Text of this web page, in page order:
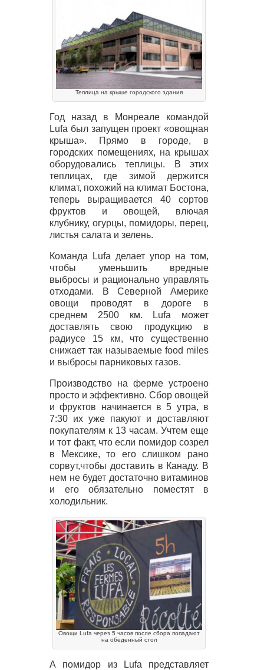
Теплица на крыше городского здания
Год назад в Монреале командой
Lufa был запущен проект «овощная
крыша». Прямо в городе, в
городских помещениях, на крышах
оборудовались теплицы. В этих
теплицах, где зимой держится
климат, похожий на климат Бостона,
теперь выращивается 40 сортов
фруктов и овощей, влючая
клубнику, огурцы, помидоры, перец,
листья салата и зелень.
Команда Lufa делает упор на том,
чтобы уменьшить вредные
выбросы и рационально управлять
отходами. В Северной Америке
овощи проводят в дороге в
среднем 2500 км. Lufa может
доставлять свою продукцию в
радиусе 15 км, что существенно
снижает так называемые food miles
и выбросы парниковых газов.
Производство на ферме устроено
просто и эффективно. Сбор овощей
и фруктов начинается в 5 утра, в
7:30 их уже пакуют и доставляют
покупателям к 13 часам. Учтем еще
и тот факт, что если помидор созрел
в Мексике, то его слишком рано
сорвут,чтобы доставить в Канаду. В
нем не будет достаточно витаминов
и его обязательно поместят в
холодильник.
Овощи Lufa через 5 часов после сбора попадают
на обеденный стол
А помидор из Lufa представляет